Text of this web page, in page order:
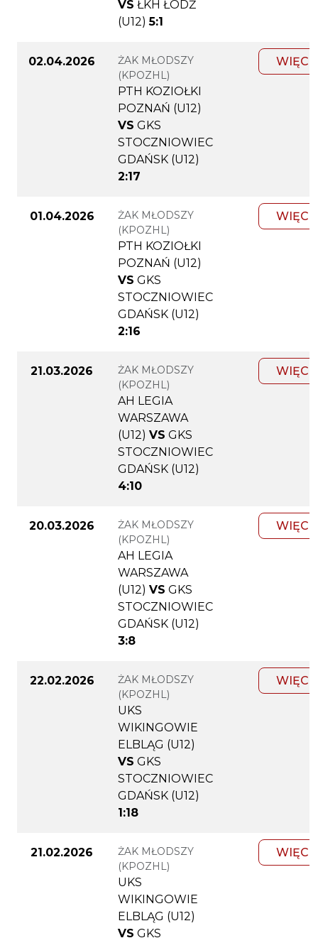
VS ŁKH ŁÓDŹ
(U12) 5:1
02.04.2026
ŻAK MŁODSZY
(KPOZHL)
PTH KOZIOŁKI
POZNAŃ (U12)
VS GKS
STOCZNIOWIEC
GDAŃSK (U12)
2:17
01.04.2026
ŻAK MŁODSZY
(KPOZHL)
PTH KOZIOŁKI
POZNAŃ (U12)
VS GKS
STOCZNIOWIEC
GDAŃSK (U12)
2:16
21.03.2026
ŻAK MŁODSZY
(KPOZHL)
AH LEGIA
WARSZAWA
(U12) VS GKS
STOCZNIOWIEC
GDAŃSK (U12)
4:10
20.03.2026
ŻAK MŁODSZY
(KPOZHL)
AH LEGIA
WARSZAWA
(U12) VS GKS
STOCZNIOWIEC
GDAŃSK (U12)
3:8
22.02.2026
ŻAK MŁODSZY
(KPOZHL)
UKS
WIKINGOWIE
ELBLĄG (U12)
VS GKS
STOCZNIOWIEC
GDAŃSK (U12)
1:18
21.02.2026
ŻAK MŁODSZY
(KPOZHL)
UKS
WIKINGOWIE
ELBLĄG (U12)
VS GKS